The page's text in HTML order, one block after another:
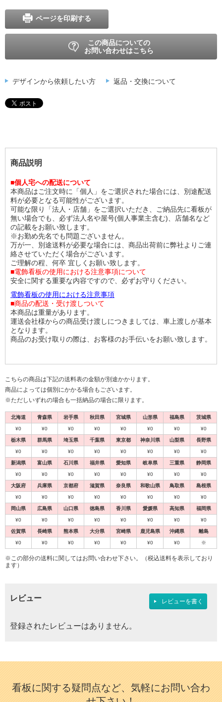
ページを印刷する
この商品についての
お問い合わせはこちら
デザインから依頼したい方 返品・交換について
商品説明
■個人宅への配送について
本商品はご注文時に「個人」をご選択された場合には、別途配送
料が必要となる可能性がございます。
可能な限り「法人・店舗」をご選択いただき、ご納品先に看板が
無い場合でも、必ず法人名や屋号(個人事業主含む)、店舗名など
の記載をお願い致します。
※お勤め先名でも問題ございません。
万が一、別途送料が必要な場合には、商品出荷前に弊社よりご連
絡させていただく場合がございます。
ご理解の程、何卒 宜しくお願い致します。
■電飾看板の使用における注意事項について
安全に関する重要な内容ですので、必ずお守りください。
電飾看板の使用における注意事項
■商品の配送・受け渡しついて
本商品は重量があります。
運送会社様からの商品受け渡しにつきましては、車上渡しが基本
となります。
商品のお受け取りの際は、お客様のお手伝いをお願い致します。
こちらの商品は下記の送料表の金額が別途かかります。
商品によっては個別にかかる場合もございます。
※ただしいずれの場合も一括納品の場合に限ります。
※この部分の送料に関してはお問い合わせ下さい。（税込送料を表示しており
ます）
北海道 青森県 岩手県 秋田県 宮城県 山形県 福島県 茨城県
¥0 ¥0 ¥0 ¥0 ¥0 ¥0 ¥0 ¥0
栃木県 群馬県 埼玉県 千葉県 東京都 神奈川県 山梨県 長野県
¥0 ¥0 ¥0 ¥0 ¥0 ¥0 ¥0 ¥0
新潟県 富山県 石川県 福井県 愛知県 岐阜県 三重県 静岡県
¥0 ¥0 ¥0 ¥0 ¥0 ¥0 ¥0 ¥0
大阪府 兵庫県 京都府 滋賀県 奈良県 和歌山県 鳥取県 島根県
¥0 ¥0 ¥0 ¥0 ¥0 ¥0 ¥0 ¥0
岡山県 広島県 山口県 徳島県 香川県 愛媛県 高知県 福岡県
¥0 ¥0 ¥0 ¥0 ¥0 ¥0 ¥0 ¥0
佐賀県 長崎県 熊本県 大分県 宮崎県 鹿児島県 沖縄県 離島
¥0 ¥0 ¥0 ¥0 ¥0 ¥0 ¥0 ※
レビュー レビューを書く
登録されたレビューはありません。
看板に関する疑問点など、気軽にお問い合わ